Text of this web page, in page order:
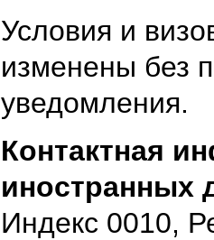
Условия и
изменены без
уведомления.
Контактная
иностранных
Индекс 0010,